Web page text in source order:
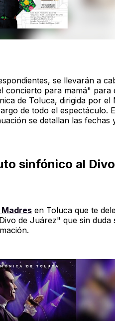
se llevarán a
concierto para mamá" para
de Toluca, dirigida por el
de todo el espectáculo.
se detallan las fechas
sinfónico al
Madresen Toluca que te
de Juárez" que sin duda